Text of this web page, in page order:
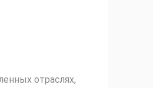
отраслях,